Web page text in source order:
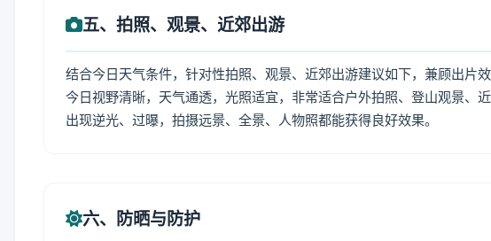
五、拍照、观景、近郊出游
结合今日天气条件，针对性拍照、观景、近郊出游建议如下，兼顾出片效
今日视野清晰，天气通透，光照适宜，非常适合户外拍照、登山观景、
出现逆光、过曝，拍摄远景、全景、人物照都能获得良好效果。
六、防晒与防护